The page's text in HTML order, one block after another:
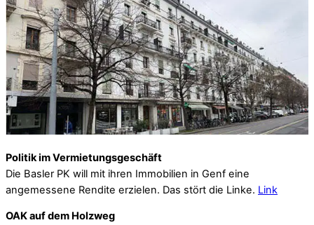
Politik im Vermietungsgeschäft
Die Basler PK will mit ihren Immobilien in Genf eine
angemessene Rendite erzielen. Das stört die Linke. Link
OAK auf dem Holzweg